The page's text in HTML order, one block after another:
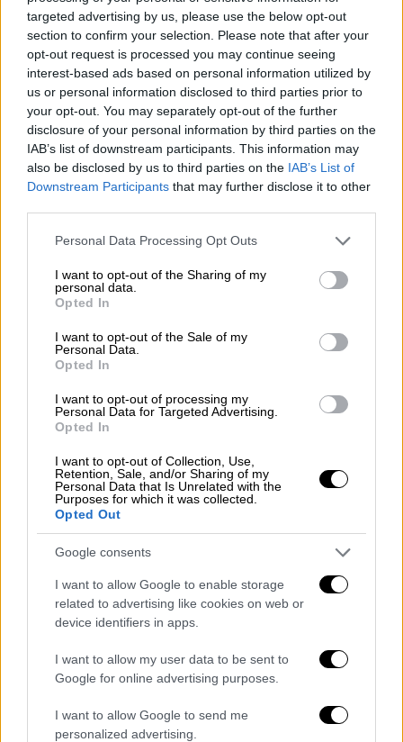
targeted advertising by us, please use the below opt-out
section to confirm your selection. Please note that after your
opt-out request is processed you may continue seeing
interest-based ads based on personal information utilized by
us or personal information disclosed to third parties prior to
your opt-out. You may separately opt-out of the further
disclosure of your personal information by third parties on the
IAB’s list of downstream participants. This information may
also be disclosed by us to third parties on the IAB’s List of
Downstream Participants that may further disclose it to other
Please note that this website/app uses one or more Google
not limited to your visit or usage behaviour. You may click to
grant or deny consent to Google and its third-party tags to
use your data for below specified purposes in below Google
consent section.
Personal Data Processing Opt Outs
I want to opt-out of the Sharing of my
personal data.
Opted In
I want to opt-out of the Sale of my
Personal Data.
Opted In
I want to opt-out of processing my
Personal Data for Targeted Advertising.
Opted In
I want to opt-out of Collection, Use,
Retention, Sale, and/or Sharing of my
Personal Data that Is Unrelated with the
Purposes for which it was collected.
Opted Out
Google consents
I want to allow Google to enable storage
related to advertising like cookies on web or
device identifiers in apps.
I want to allow my user data to be sent to
Google for online advertising purposes.
I want to allow Google to send me
personalized advertising.
Μάλτσικ κι εκείνη απ' τη τσάντα της έβγαλε
μαχαίρι και τον τραυμάτισε έξι φορές. Ο
ιδιοκτήτης ενός κοντινού πάγκου
προσπάθησε να επέμβει αλλά ήταν αργά. Το
«Αγοράκι» είχε αφήσει την τελευταία πνοή
του πριν φτάσει η αστυνομία και το
ασθενοφόρο.
Όπως ήταν φυσικό, αυτό προκάλεσε την
οργή των κατοίκων της ρωσικής
πρωτεύουσας, οι οποίοι έστησαν εκεί
ακριβώς που ο Μάλτσικ έχασε τη ζωή του
ένα άγαλμάτου σκύλου. Οι περαστικοί ακόμη
και σήμερα σταματούν να χαϊδέψουν το
κεφαλάκι του ή για ν' αφήσουν λίγα
λουλούδια.
Η αστυνομία δεν έκανε τίποτα, η Ρομάνοβα
έφυγε. Όμως, η δημοσιογράφος της
ανακαλύψει γιατί επιτέθηκαν τόσο βάναυσα
στον Μάλτσικ. Έγραψε σειρά άρθρων για το
περιστατικό και κατάφερε να ταυτοποιήσει
τη Ρομάνοβα, ένα νεαρής ηλικίας μοντέλο
μόδας, ως τον δράστη. Συνάντησε τη
Ρομάνοβα, η οποία, σύμφωνα με τα
δημοσιεύματα, της είπε: «Όλα αυτά πλέον
δεν έχουν καμία σημασία. Το μόνο που
μπορώ να πω είναι ότι το έχω μετανιώσει.
Αλλά σε μια βδομάδα, πάω στην Ισπανία για
δουλειά. Ελπίζω να τα ξεχάσω όλα αυτά.
Τουλάχιστον, εσείς δεν θα μ' ενοχλείτε».